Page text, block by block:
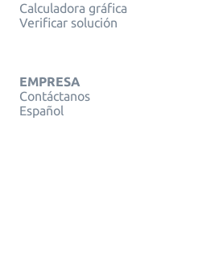
Calculadora gráfica
Verificar solución
EMPRESA
Contáctanos
Español